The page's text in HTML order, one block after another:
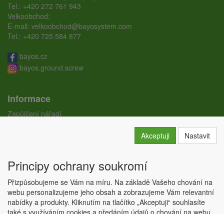
Tel.: +420 272 761 943
Velkoobchod:
E-mail: velkoobchod@bayosystem.com
Tel.: +420 725 584 877
bayos.cz
bayos.ground.screw
Informace
Zapůjčení nářadí
GDPR
Kontakty
Nastavení soukromí
Copyright © ABRA Software a.s. 2026,powered by ABRA E-shop
Akceptuji Nastavit
Principy ochrany soukromí
Přizpůsobujeme se Vám na míru. Na základě Vašeho chování na
webu personalizujeme jeho obsah a zobrazujeme Vám relevantní
nabídky a produkty. Kliknutím na tlačítko „Akceptuji“ souhlasíte
také s využíváním cookies a předáním údajů o chování na webu